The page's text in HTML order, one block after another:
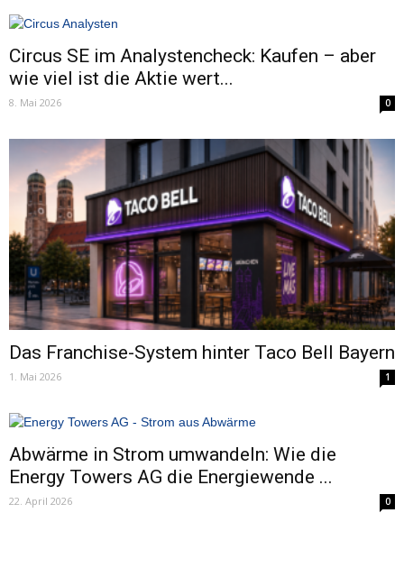
Circus SE im Analystencheck: Kaufen – aber
wie viel ist die Aktie wert...
8. Mai 2026 0
Das Franchise-System hinter Taco Bell Bayern
1. Mai 2026 1
Abwärme in Strom umwandeln: Wie die
Energy Towers AG die Energiewende ...
22. April 2026 0